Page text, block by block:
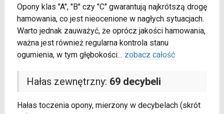
Opony klas "A", "B" czy "C" gwarantują najkrótszą drogę
hamowania, co jest nieocenione w nagłych sytuacjach.
Warto jednak zauważyć, że oprócz jakości hamowania,
ważna jest również regularna kontrola stanu
ogumienia, w tym głębokości... zobacz całość
Hałas zewnętrzny: 69 decybeli
Hałas toczenia opony, mierzony w decybelach (skrót